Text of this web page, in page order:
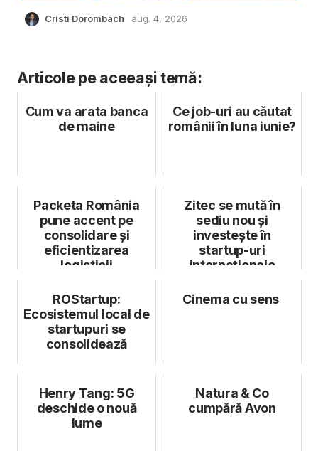
Cristi Dorombach aug. 4, 2026
Articole pe aceeași temă:
Cum va arata banca
de maine
Ce job-uri au căutat
românii în luna iunie?
Packeta România
pune accent pe
consolidare și
eficientizarea
logisticii
Zitec se mută în
sediu nou și
investește în
startup-uri
internaționale
ROStartup:
Ecosistemul local de
startupuri se
consolidează
Cinema cu sens
Henry Tang: 5G
deschide o nouă
lume
Natura & Co
cumpără Avon